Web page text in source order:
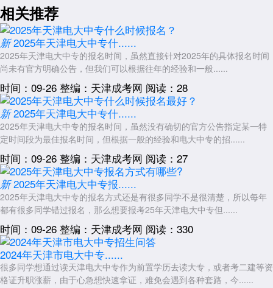
必要的考核，不仅能够确保学籍正常，也能真正掌握专业知识。如果学员
本人完全不了解学习内容，不过问学习进度，反而容易被不规范的机构利
用。
在学习过程中遇到问题，可以直接联系学校或学习中心寻求帮助。正
规办学机构会为学员提供必要的学习支持服务，解答学习过程中的疑问。
需要留意的信号。
毕业证书的核实渠道
关于2026年天津电大中专会不会被骗的疑问，最终可以通过毕业证
书的核实来验证。正规的电大中专毕业证书可以在中央广播电视中等专业
学校官方网站的学历查询系统中进行验证。如果某个机构承诺的毕业证书
无法通过官方渠道查询，说明存在问题。
毕业证书的获取需要满足完整的学制要求和考核标准，不存在快速通
道。学员从报名到毕业的过程，应该能够在官方系统中查询到相应的学习
2026年天津电大中专报名过程中是否会遇到问题，关键在于选择正
规渠道和保持审慎态度。通过官方途径获取招生信息，核实报名点的授权
资质，了解正常的学习流程，这些做法能够有效降低风险。学员本人参与
学习过程、关注学籍状态，也是保障自身权益的重要方式。教育选择关系
相关推荐
新 2025年天津电大中专什......
2025年天津电大中专的报名时间，虽然直接针对2025年的具体报名时间
尚未有官方明确公告，但我们可以根据往年的经验和一般......
时间：09-26 整编：天津成考网 阅读：28
新 2025年天津电大中专什......
2025年天津电大中专的报名时间，虽然没有确切的官方公告指定某一特
定时间段为最佳报名时间，但根据一般的经验和电大中专的招......
时间：09-26 整编：天津成考网 阅读：27
新 2025年天津电大中专报......
2025年天津电大中专的报名方式还是有很多同学不是很清楚，所以每年
都有很多同学错过报名，那么想要报考25年天津电大中专但......
时间：09-26 整编：天津成考网 阅读：330
2024年天津市电大中专......
很多同学想通过读天津电大中专作为前置学历去读大专，或者考二建等资
格证升职涨薪，由于心急想快速拿证，难免会遇到各种套路，今......